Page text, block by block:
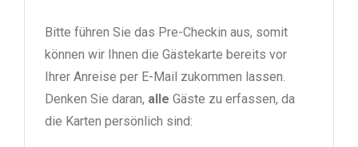
Bitte führen Sie das Pre-Checkin aus, somit
können wir Ihnen die Gästekarte bereits vor
Ihrer Anreise per E-Mail zukommen lassen.
Denken Sie daran, alle Gäste zu erfassen, da
die Karten persönlich sind: